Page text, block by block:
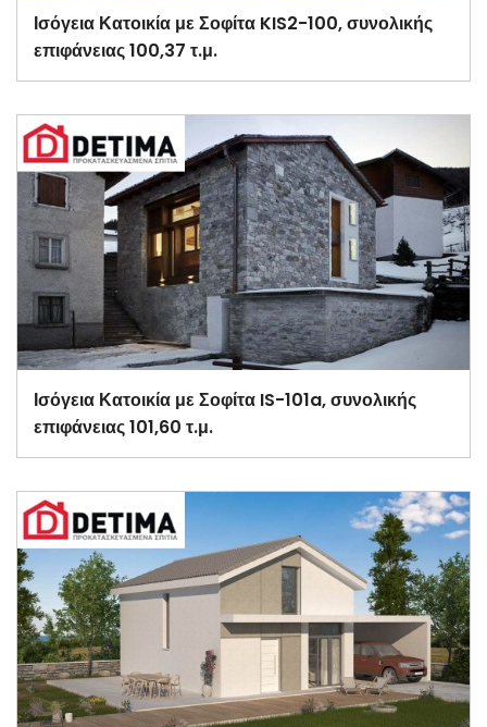
Ισόγεια Κατοικία με Σοφίτα KIS2-100, συνολικής
επιφάνειας 100,37 τ.μ.
Ισόγεια Κατοικία με Σοφίτα IS-101a, συνολικής
επιφάνειας 101,60 τ.μ.